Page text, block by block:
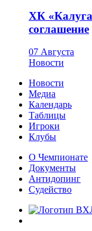
ХК
соглашение
07 Августа
Новости
Новости
Медиа
Календарь
Таблицы
Игроки
Клубы
О Чемпионате
Документы
Антидопинг
Судейство